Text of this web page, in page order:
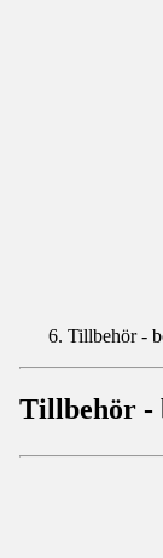
Tillbehör -
Tillbehör -